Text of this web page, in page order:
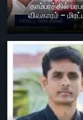
மாவட்ட செய்திகள்
தாம்பரத்தில்
விவகாரம் –